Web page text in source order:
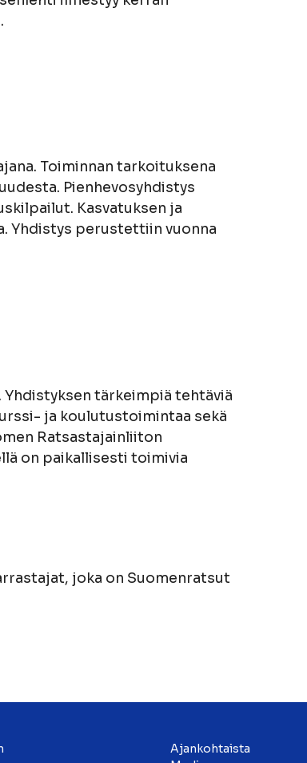
Toiminnan tarkoituksena
Pienhevosyhdistys
Kasvatuksen ja
Yhdistys perustettiin vuonna
tärkeimpiä tehtäviä
ja koulutustoimintaa sekä
Ratsastajainliiton
on paikallisesti toimivia
joka on Suomenratsut
Ajankohtaista